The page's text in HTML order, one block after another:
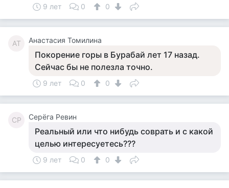
9 лет 0 0
АТ Анастасия Томилина
Покорение горы в Бурабай лет 17 назад.
Сейчас бы не полезла точно.
9 лет 0 0
СР Серёга Ревин
Реальный или что нибудь соврать и с какой
целью интересуетесь???
9 лет 0 0